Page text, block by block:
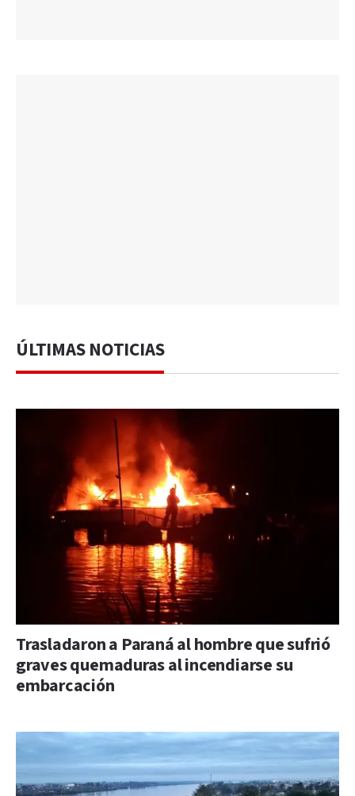
ÚLTIMAS NOTICIAS
Trasladaron a Paraná al hombre que sufrió
graves quemaduras al incendiarse su
embarcación